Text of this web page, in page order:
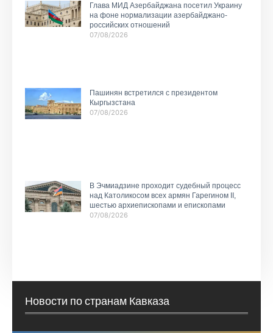
Глава МИД Азербайджана посетил Украину
на фоне нормализации азербайджано-
российских отношений
07/08/2026
Пашинян встретился с президентом
Кыргызстана
07/08/2026
В Эчмиадзине проходит судебный процесс
над Католикосом всех армян Гарегином II,
шестью архиепископами и епископами
07/08/2026
Новости по странам Кавказа